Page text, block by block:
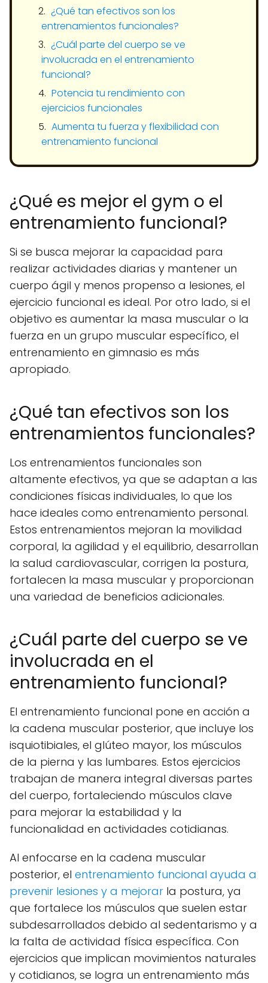
¿Qué tan efectivos son los
entrenamientos funcionales?
¿Cuál parte del cuerpo se ve
involucrada en el entrenamiento
funcional?
Potencia tu rendimiento con
ejercicios funcionales
Aumenta tu fuerza y flexibilidad con
entrenamiento funcional
¿Qué es mejor el gym o el
entrenamiento funcional?
Si se busca mejorar la capacidad para
realizar actividades diarias y mantener un
cuerpo ágil y menos propenso a lesiones, el
ejercicio funcional es ideal. Por otro lado, si el
objetivo es aumentar la masa muscular o la
fuerza en un grupo muscular específico, el
entrenamiento en gimnasio es más
apropiado.
¿Qué tan efectivos son los
entrenamientos funcionales?
Los entrenamientos funcionales son
altamente efectivos, ya que se adaptan a las
condiciones físicas individuales, lo que los
hace ideales como entrenamiento personal.
Estos entrenamientos mejoran la movilidad
corporal, la agilidad y el equilibrio, desarrollan
la salud cardiovascular, corrigen la postura,
fortalecen la masa muscular y proporcionan
una variedad de beneficios adicionales.
¿Cuál parte del cuerpo se ve
involucrada en el
entrenamiento funcional?
El entrenamiento funcional pone en acción a
la cadena muscular posterior, que incluye los
isquiotibiales, el glúteo mayor, los músculos
de la pierna y las lumbares. Estos ejercicios
trabajan de manera integral diversas partes
del cuerpo, fortaleciendo músculos clave
para mejorar la estabilidad y la
funcionalidad en actividades cotidianas.
Al enfocarse en la cadena muscular
posterior, el entrenamiento funcional ayuda a
prevenir lesiones y a mejorar la postura, ya
que fortalece los músculos que suelen estar
subdesarrollados debido al sedentarismo y a
la falta de actividad física específica. Con
ejercicios que implican movimientos naturales
y cotidianos, se logra un entrenamiento más